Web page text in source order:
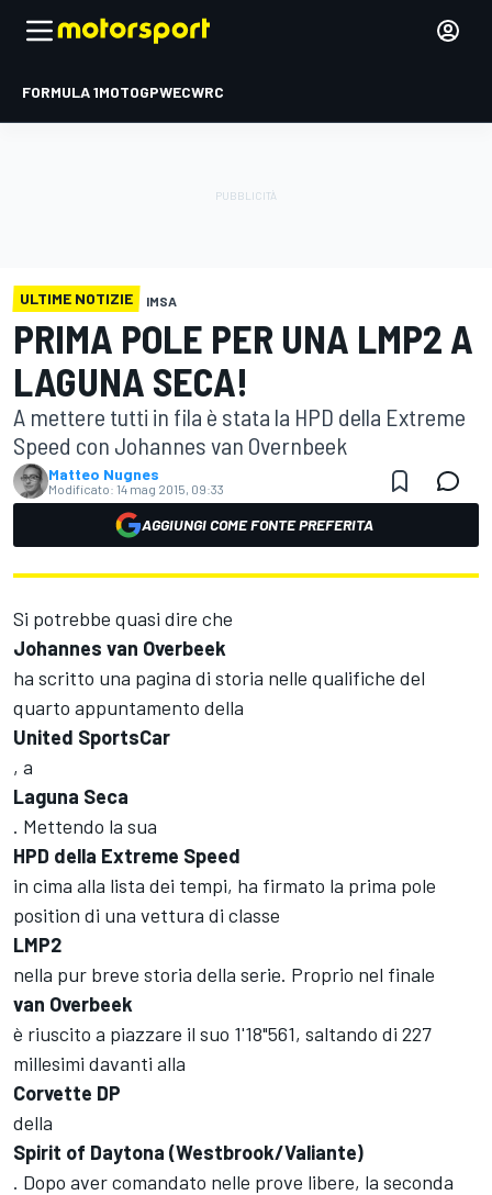
FORMULA 1MOTOGPWECWRC
ULTIME NOTIZIE IMSA
PRIMA POLE PER UNA LMP2 A
LAGUNA SECA!
A mettere tutti in fila è stata la HPD della Extreme
Speed con Johannes van Overnbeek
Matteo Nugnes
Modificato: 14 mag 2015, 09:33
AGGIUNGI COME FONTE PREFERITA
Si potrebbe quasi dire che
Johannes van Overbeek
ha scritto una pagina di storia nelle qualifiche del
quarto appuntamento della
United SportsCar
, a
Laguna Seca
. Mettendo la sua
HPD della Extreme Speed
in cima alla lista dei tempi, ha firmato la prima pole
position di una vettura di classe
LMP2
nella pur breve storia della serie. Proprio nel finale
van Overbeek
è riuscito a piazzare il suo 1'18"561, saltando di 227
millesimi davanti alla
Corvette DP
della
Spirit of Daytona (Westbrook/Valiante)
. Dopo aver comandato nelle prove libere, la seconda